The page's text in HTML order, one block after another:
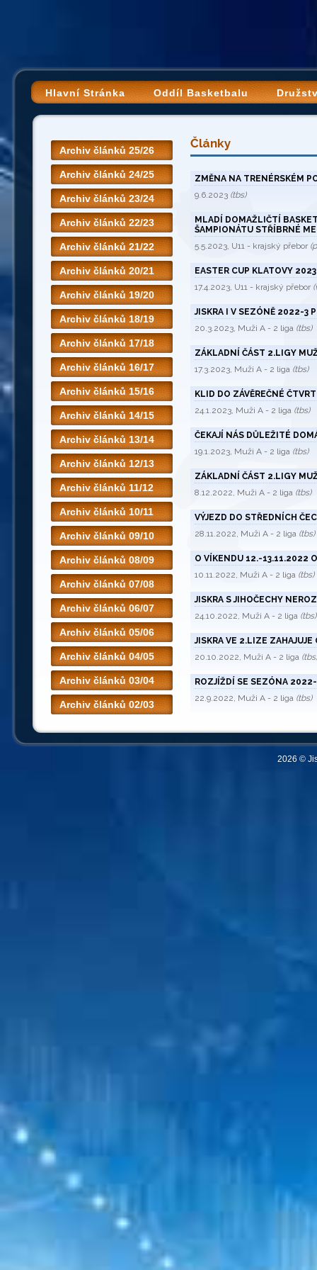
Hlavní Stránka Oddíl Basketbalu
Archiv článků 25/26
Archiv článků 24/25
Archiv článků 23/24
Archiv článků 22/23
Archiv článků 21/22
Archiv článků 20/21
Archiv článků 19/20
Archiv článků 18/19
Archiv článků 17/18
Archiv článků 16/17
Archiv článků 15/16
Archiv článků 14/15
Archiv článků 13/14
Archiv článků 12/13
Archiv článků 11/12
Archiv článků 10/11
Archiv článků 09/10
Archiv článků 08/09
Archiv článků 07/08
Archiv článků 06/07
Archiv článků 05/06
Archiv článků 04/05
Archiv článků 03/04
Archiv článků 02/03
Články
ZMĚNA NA TRENÉRSKÉM
9.6.2023 (tbs)
MLADÍ DOMAŽLIČTÍ
ŠAMPIONÁTU STŘÍBRNÉ
5.5.2023, U11 - krajský přebor
EASTER CUP KLATOVY 2023
17.4.2023, U11 - krajský přebor
JISKRA I V SEZÓNĚ 2022-3
20.3.2023, Muži A - 2 liga (tbs)
ZÁKLADNÍ ČÁST 2.LIGY
17.3.2023, Muži A - 2 liga (tbs)
KLID DO ZÁVĚREČNÉ
24.1.2023, Muži A - 2 liga (tbs)
ČEKAJÍ NÁS DŮLEŽITÉ
19.1.2023, Muži A - 2 liga (tbs)
ZÁKLADNÍ ČÁST 2.LIGY
8.12.2022, Muži A - 2 liga (tbs)
VÝJEZD DO STŘEDNÍCH
28.11.2022, Muži A - 2 liga (tbs)
O VÍKENDU 12.-13.11.2022
10.11.2022, Muži A - 2 liga (tbs)
JISKRA S JIHOČECHY
24.10.2022, Muži A - 2 liga (tbs)
JISKRA VE 2.LIZE
20.10.2022, Muži A - 2 liga (tbs)
ROZJÍŽDÍ SE SEZÓNA
22.9.2022, Muži A - 2 liga (tbs)
2026 ©